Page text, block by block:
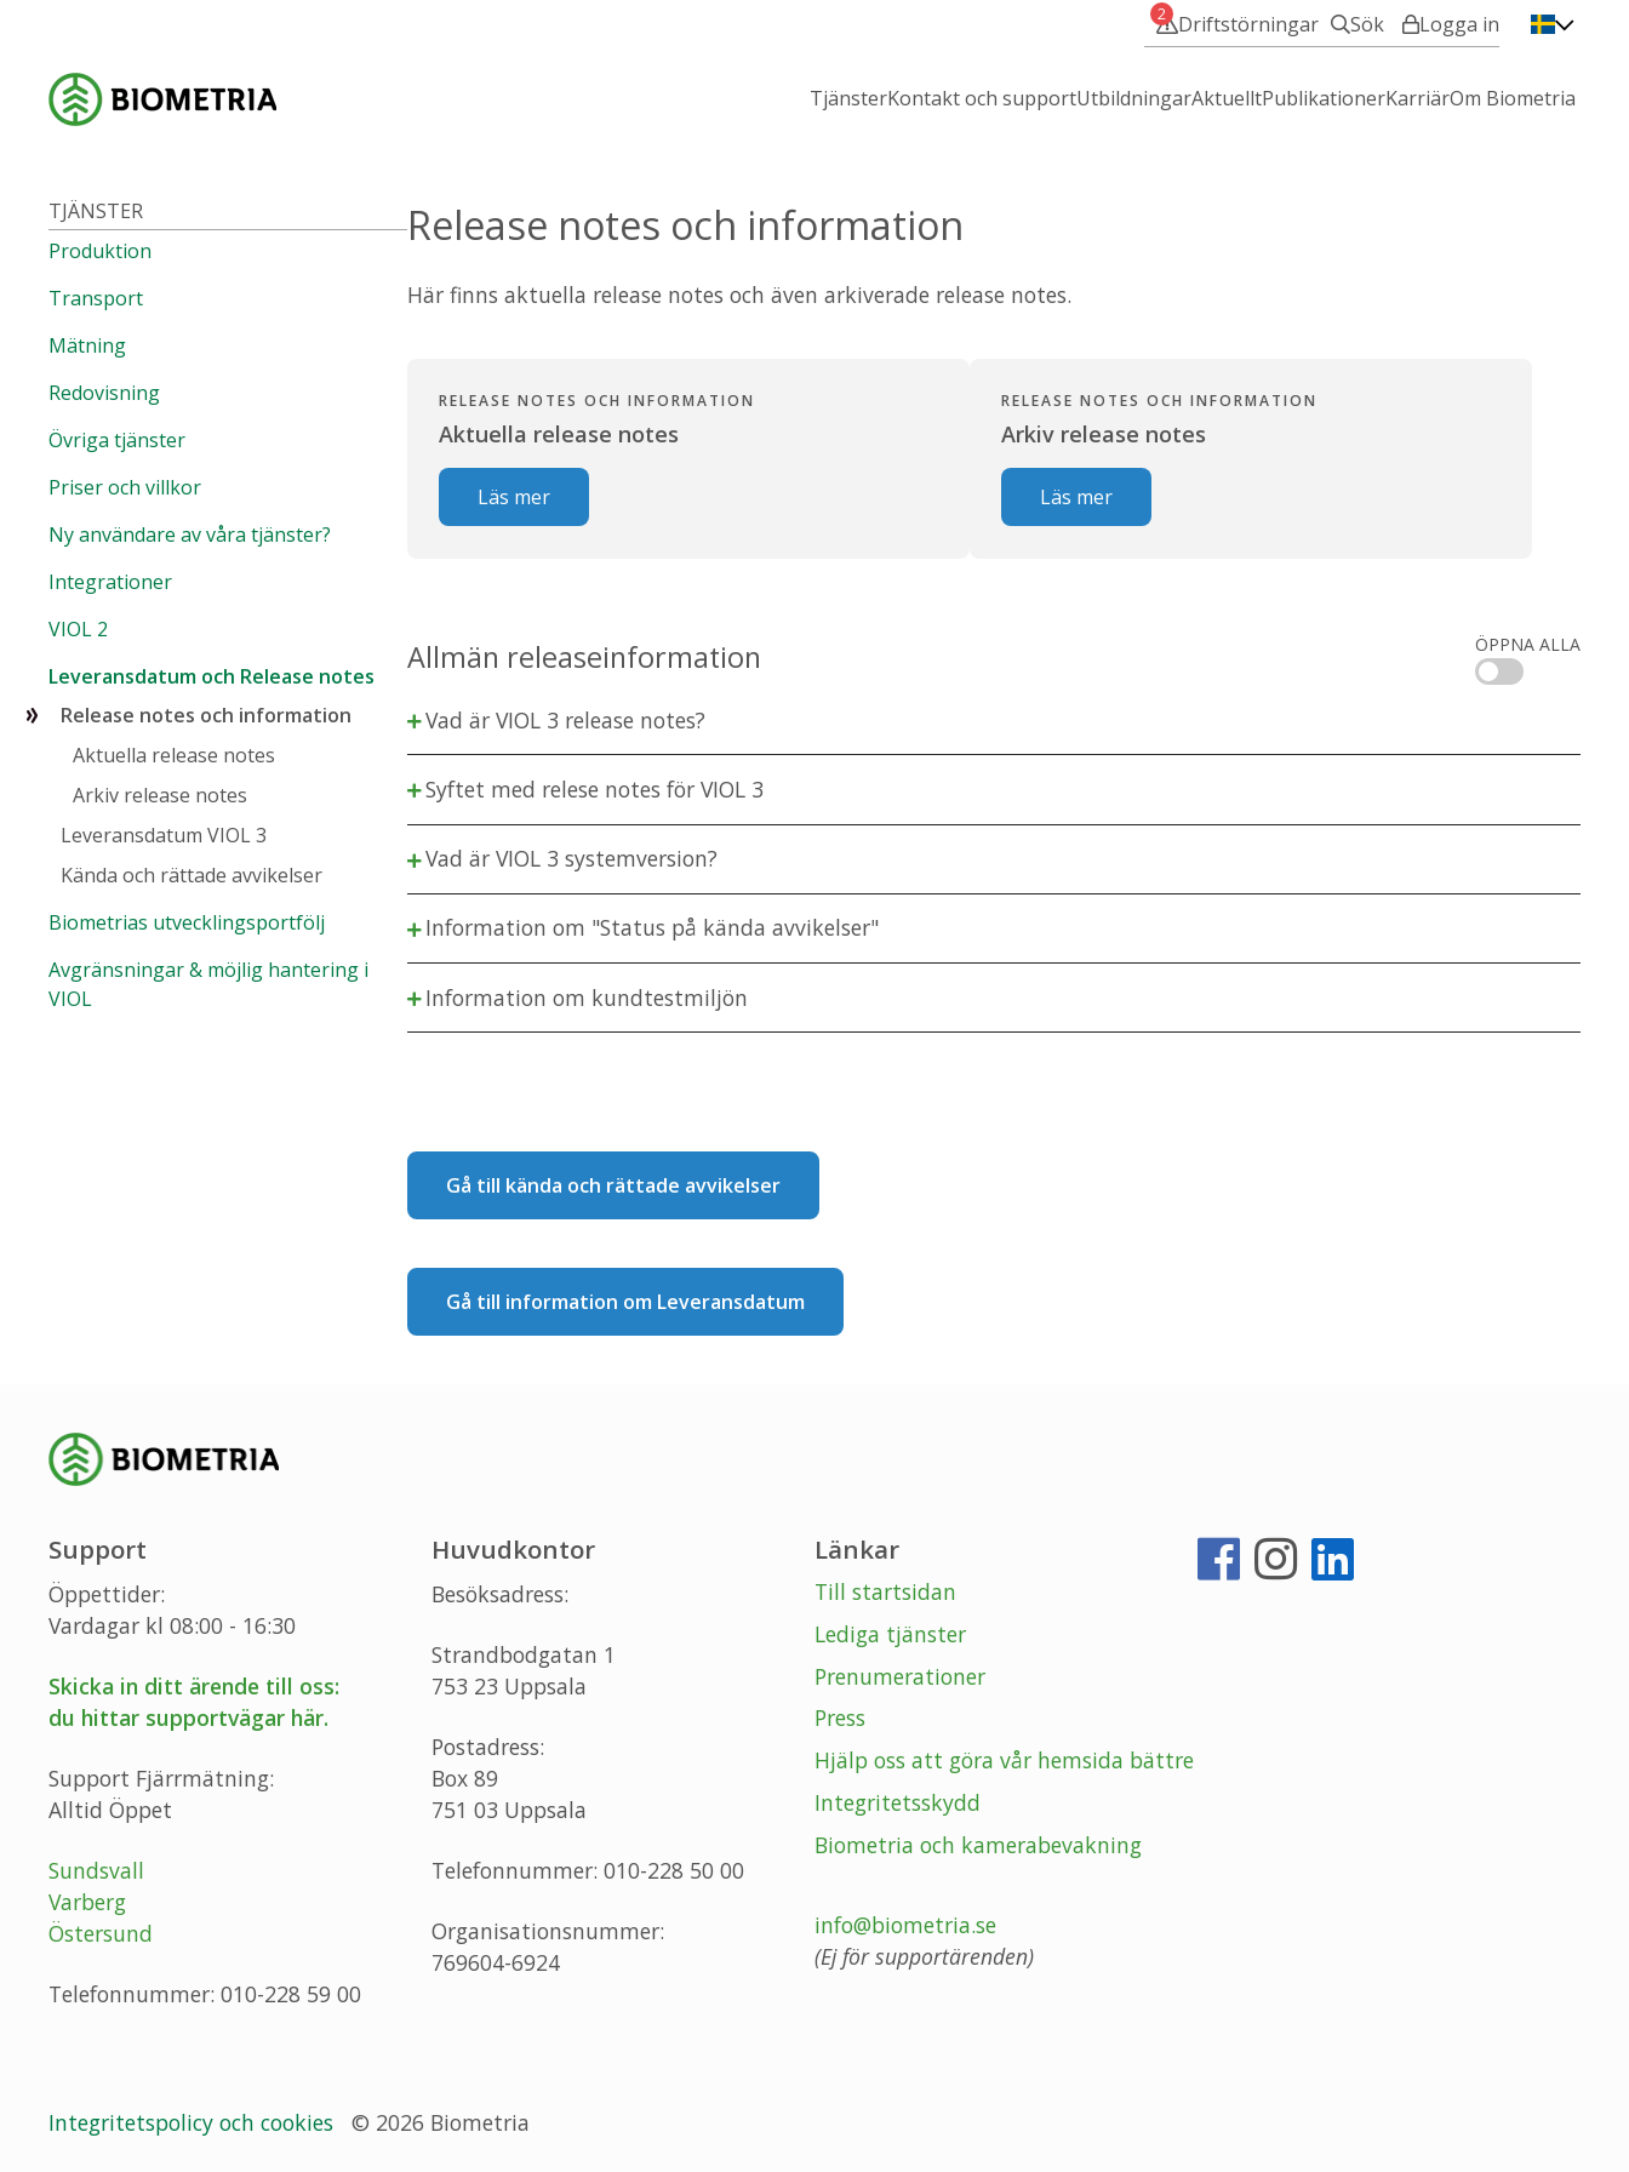
Driftstörningar
2 Sök Logga in
VIOL 3 - Min användare
TjänsterKontakt och supportUtbildningarAktuelltPublikationerKarriärOm Biometria
Release notes och information
Här finns aktuella release notes och även arkiverade release notes.
RELEASE NOTES OCH INFORMATION
Aktuella release notes
Läs mer
RELEASE NOTES OCH INFORMATION
Arkiv release notes
Läs mer
Allmän releaseinformation ÖPPNA ALLA
Vad är VIOL 3 release notes?
Syftet med relese notes för VIOL 3
Vad är VIOL 3 systemversion?
Information om "Status på kända avvikelser"
Information om kundtestmiljön
Gå till kända och rättade avvikelser
Gå till information om Leveransdatum
TJÄNSTER
Produktion
Transport
Mätning
Redovisning
Övriga tjänster
Priser och villkor
Ny användare av våra tjänster?
Integrationer
VIOL 2
Leveransdatum och Release notes
Release notes och information
Aktuella release notes
Arkiv release notes
Leveransdatum VIOL 3
Kända och rättade avvikelser
Biometrias utvecklingsportfölj
Avgränsningar & möjlig hantering i
VIOL
Support
Öppettider:
Vardagar kl 08:00 - 16:30
Skicka in ditt ärende till oss:
du hittar supportvägar här.
Support Fjärrmätning:
Alltid Öppet
Sundsvall
Varberg
Östersund
Telefonnummer: 010-228 59 00
Huvudkontor
Besöksadress:
Strandbodgatan 1
753 23 Uppsala
Postadress:
Box 89
751 03 Uppsala
Telefonnummer: 010-228 50 00
Organisationsnummer:
769604-6924
Länkar
Till startsidan
Lediga tjänster
Prenumerationer
Press
Hjälp oss att göra vår hemsida bättre
Integritetsskydd
Biometria och kamerabevakning
info@biometria.se
(Ej för supportärenden)
Integritetspolicy och cookies © 2026 Biometria